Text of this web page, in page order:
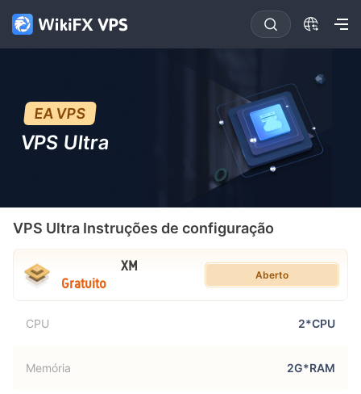
EA VPS
VPS Ultra
VPS Ultra Instruções de configuração
XM
Gratuito
Aberto
CPU 2*CPU
Memória 2G*RAM